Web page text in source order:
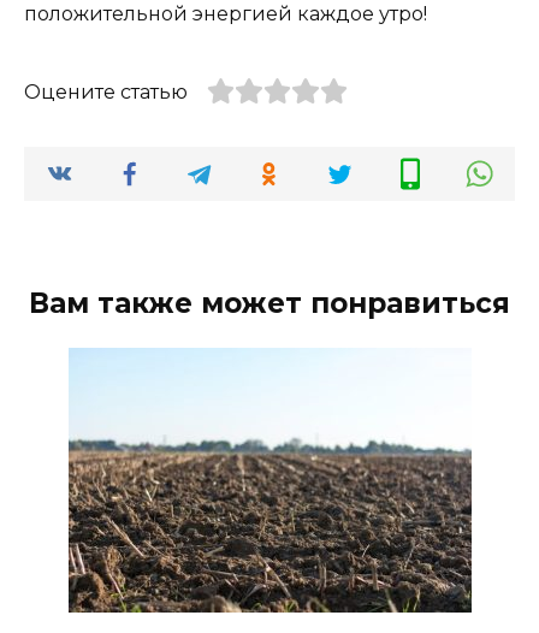
положительной энергией каждое утро!
Оцените статью
Вам также может понравиться